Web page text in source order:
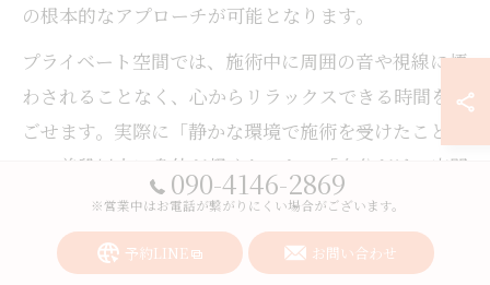
の根本的なアプローチが可能となります。
プライベート空間では、施術中に周囲の音や視線に煩
わされることなく、心からリラックスできる時間を過
ごせます。実際に「静かな環境で施術を受けたこと
で、普段以上に身体が軽くなった」「自分だけの空間
でリフレッシュできた」という口コミも多く、体験者
の満足度は高い傾向にあります。仕事や家事で忙しい
方こそ、こうしたプライベート空間を活用して、定期
090-4146-2869
※営業中はお電話が繋がりにくい場合がございます。
予約LINE お問い合わせ